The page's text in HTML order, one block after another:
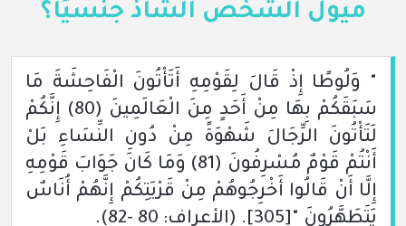
ميول الشخص الشاذ جنسيًا؟
" وَلُوطًا إِذْ قَالَ لِقَوْمِهِ أَتَأْتُونَ الْفَاحِشَةَ مَا
سَبَقَكُمْ بِهَا مِنْ أَحَدٍ مِنَ الْعَالَمِينَ (80)
إِنَّكُمْ
لَتَأْتُونَ الرِّجَالَ شَهْوَةً مِنْ دُونِ النِّسَاءِ بَلْ
أَنْتُمْ قَوْمٌ مُسْرِفُونَ (81)
وَمَا كَانَ جَوَابَ قَوْمِهِ
إِلَّا أَنْ قَالُوا أَخْرِجُوهُمْ مِنْ قَرْيَتِكُمْ إِنَّهُمْ أُنَاسٌ
يَتَطَهَّرُونَ "[305]
. (الأعراف: 80 -82) .